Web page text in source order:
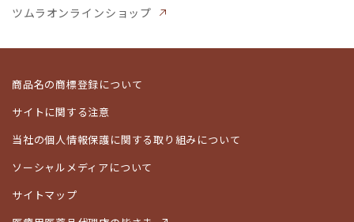
ツムラオンラインショップ
商品名の商標登録について
サイトに関する注意
当社の個人情報保護に関する取り組みについて
ソーシャルメディアについて
サイトマップ